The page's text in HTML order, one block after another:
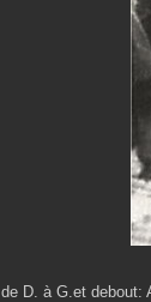
de D. à G.et debout: